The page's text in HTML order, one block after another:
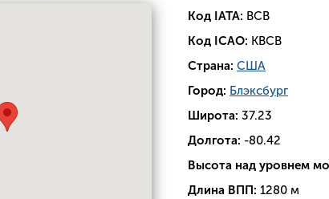
Код IATA: BCB
Код ICAO: KBCB
Страна: США
Город: Блэксбург
Широта: 37.23
Долгота: -80.42
Высота над уровнем
Длина ВПП: 1280 м